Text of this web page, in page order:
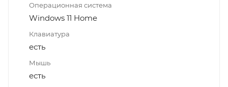
Операционная система
Windows 11 Home
Клавиатура
есть
Мышь
есть